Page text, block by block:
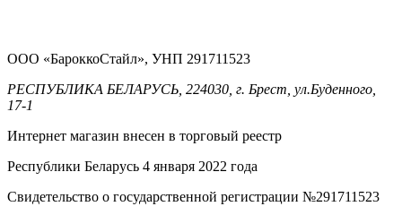
ООО «БароккоСтайл», УНП 291711523
РЕСПУБЛИКА БЕЛАРУСЬ, 224030, г. Брест, ул.Буденного,
17-1
Интернет магазин внесен в торговый реестр
Республики Беларусь 4 января 2022 года
Свидетельство о государственной регистрации №291711523